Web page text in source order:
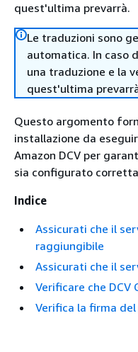
quest'ultima prevarrà.
Le traduzioni sono
automatica. In caso
una traduzione e la
quest'ultima
Questo argomento
installazione da
Amazon DCV per
sia configurato
Indice
Assicurati che il
raggiungibile
Assicurati che il
Verificare che
Verifica la firma del